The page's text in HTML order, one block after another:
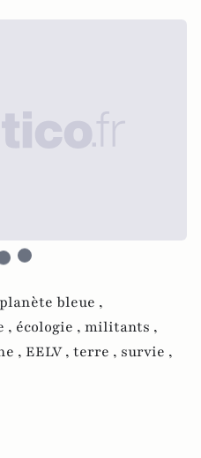
planète bleue ,
, écologie , militants ,
, EELV , terre , survie ,